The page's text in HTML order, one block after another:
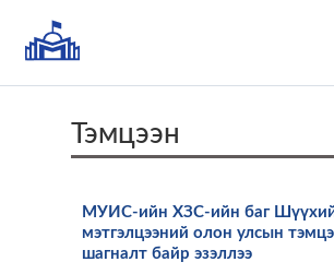
Тэмцээн
МУИС-ийн ХЗС-ийн баг
мэтгэлцээний олон улсын
шагналт байр эзэллээ